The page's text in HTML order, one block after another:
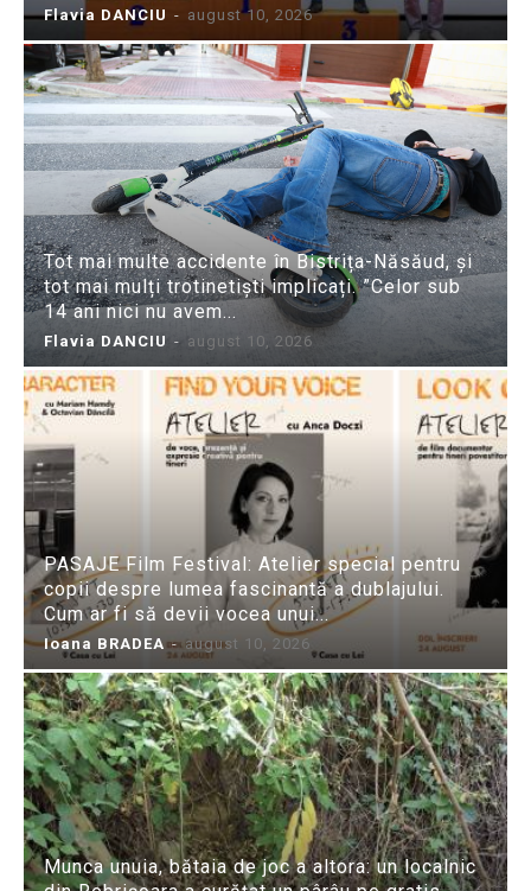
Flavia DANCIU - august 10, 2026
Tot mai multe accidente în Bistrița-Năsăud, și
tot mai mulți trotinetiști implicați. ”Celor sub
14 ani nici nu avem...
Flavia DANCIU - august 10, 2026
PASAJE Film Festival: Atelier special pentru
copii despre lumea fascinantă a dublajului.
Cum ar fi să devii vocea unui...
Ioana BRADEA - august 10, 2026
Munca unuia, bătaia de joc a altora: un localnic